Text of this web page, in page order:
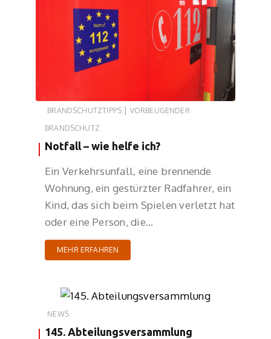
BRANDSCHUTZTIPPS | VORBEUGENDER
BRANDSCHUTZ
Notfall – wie helfe ich?
Ein Verkehrsunfall, eine brennende
Wohnung, ein gestürzter Radfahrer, ein
Kind, das sich beim Spielen verletzt hat
oder eine Person, die…
MEHR ERFAHREN
NEWS
145. Abteilungsversammlung